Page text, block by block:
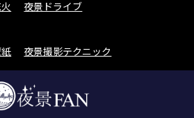
夜景ドライブ
夜景撮影テクニック